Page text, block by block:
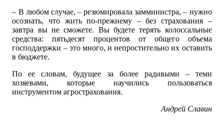
– В любом случае, – резюмировала замминистра, – нужно
осознать, что жить по-прежнему – без страхования –
завтра вы не сможете. Вы будете терять колоссальные
средства: пятьдесят процентов от общего объема
господдержки – это много, и непростительно их оставить
в бюджете.
По ее словам, будущее за более радивыми – теми
хозяевами, которые научились пользоваться
инструментом агрострахования.
Андрей Славин